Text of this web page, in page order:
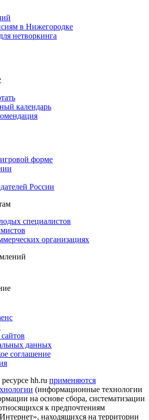
в Нижегородке
нетворкинга
календарь
форме
России
специалистов
организациях
данных
соглашение
hh.ru применяются
(информационные технологии
на основе сбора, систематизации
к предпочтениям
находящихся на территории